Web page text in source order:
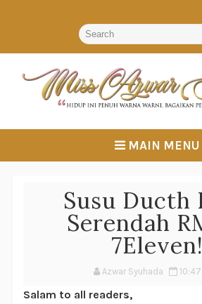
MAIN MENU
Susu Ducth
Serendah
7Eleven!
Azwar Syuhada
Salam to all readers,